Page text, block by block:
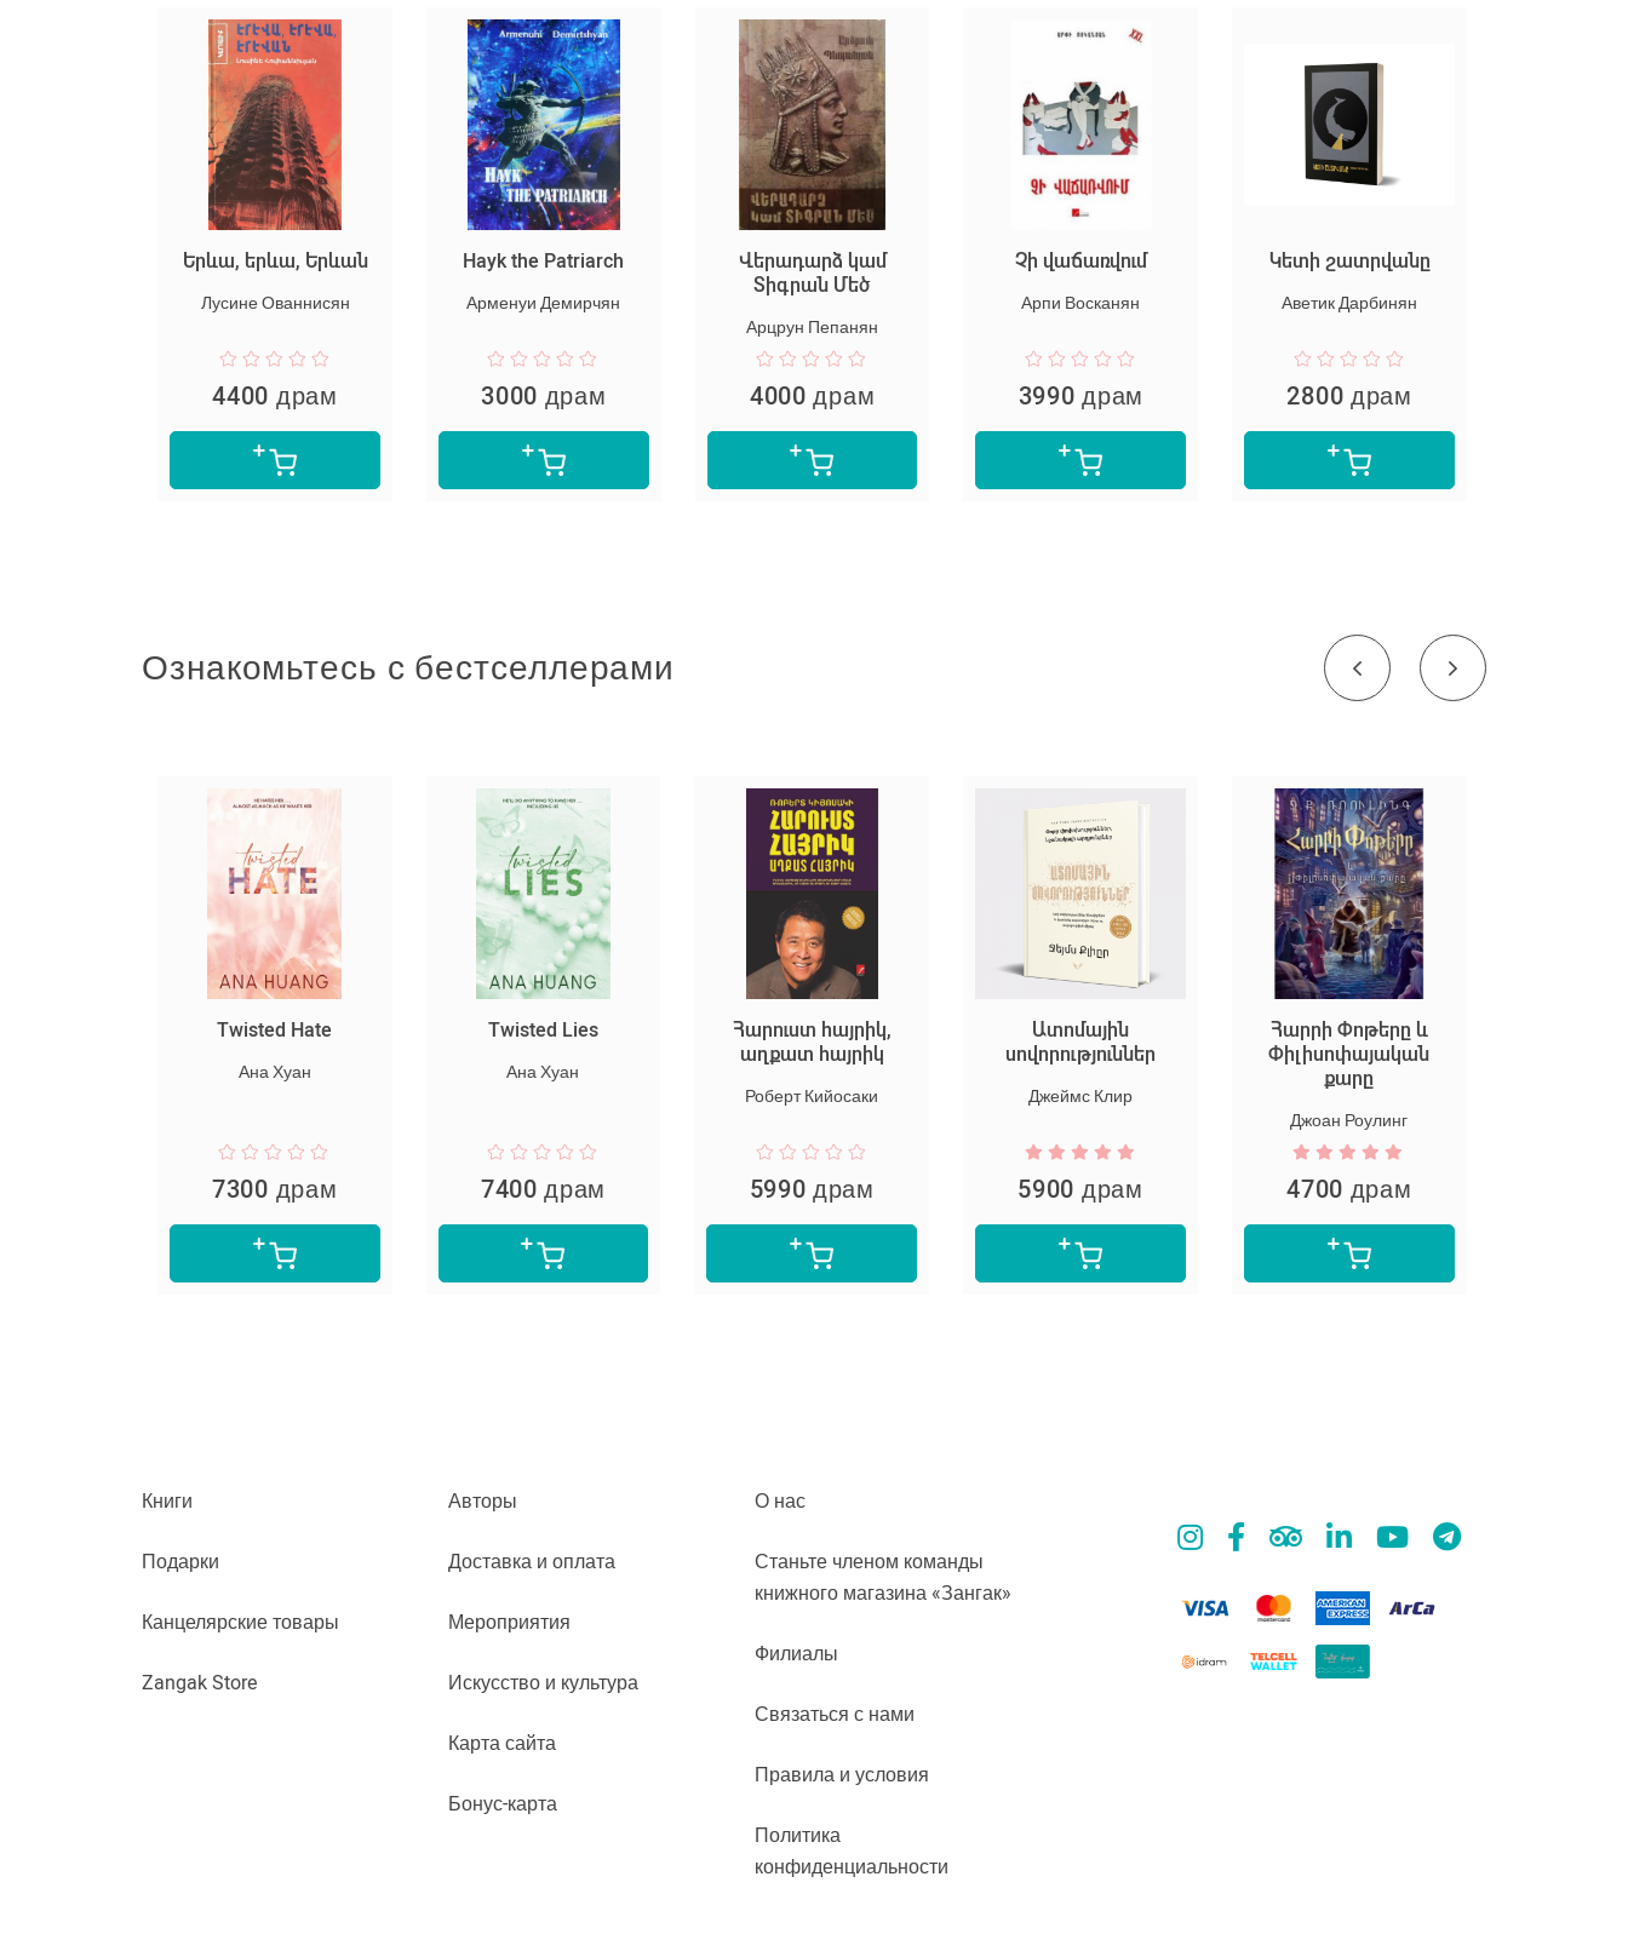
Երևա, երևա, Երևան
Лусине Ованнисян
4400 драм
Hayk the Patriarch
Арменуи Демирчян
3000 драм
Վերադարձ կամ
Арцрун Пепанян
4000 драм
Չի վաճառվում
3990 драм
Կետի շատրվանը
Аветик Дарбинян
2800 драм
Ознакомьтесь с бестселлерами
Twisted Hate
7300 драм
Twisted Lies
7400 драм
Հարուստ հայրիկ,
աղքատ հայրիկ
Роберт Кийосаки
5990 драм
Ատոմային
սովորություններ
Джеймс Клир
5900 драм
Հարրի Փոթերը և
Փիլիսոփայական
Джоан Роулинг
4700 драм
Книги
Подарки
Канцелярские товары
Zangak Store
Авторы
Доставка и оплата
Мероприятия
Искусство и культура
Карта сайта
Бонус-карта
О нас
Станьте членом команды
книжного магазина «Зангак»
Филиалы
Связаться с нами
Правила и условия
Политика
конфиденциальности